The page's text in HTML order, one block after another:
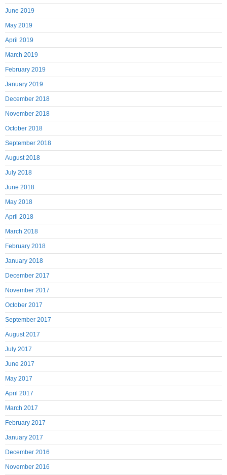
June 2019
May 2019
April 2019
March 2019
February 2019
January 2019
December 2018
November 2018
October 2018
September 2018
August 2018
July 2018
June 2018
May 2018
April 2018
March 2018
February 2018
January 2018
December 2017
November 2017
October 2017
September 2017
August 2017
July 2017
June 2017
May 2017
April 2017
March 2017
February 2017
January 2017
December 2016
November 2016